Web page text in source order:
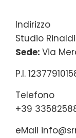
Indirizzo
Studio
Sede: Via
P.I.
Telefono
+39
eMail